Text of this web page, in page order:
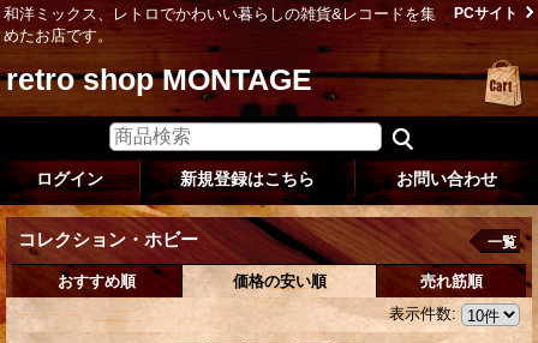
和洋ミックス、レトロでかわいい暮らしの雑貨&レコードを集
めたお店です。
PCサイト
retro shop MONTAGE
ログイン 新規登録はこちら お問い合わせ
コレクション・ホビー 一覧
おすすめ順 価格の安い順
売れ筋順
表示件数: